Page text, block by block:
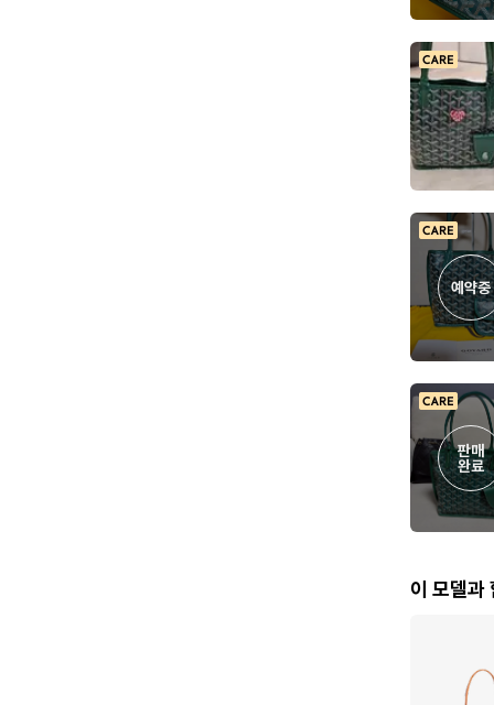
예약중
판매
완료
이 모델과